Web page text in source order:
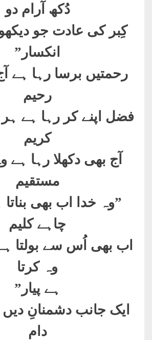
دُکھ آرام دو
کِبر کی عادت جو
انکسار ”
رحمتیں برسا رہا ہے
رحیم
فضل اپنے کر رہا ہے ہر
کریم
آج بھی دکھلا رہا
مستقیم
”وہ خدا اب بھی
چاہے کلیم
اب بھی اُس سے
وہ کرتا
ہے پیار ”
ایک جانب دشمنانِ دیں
دام